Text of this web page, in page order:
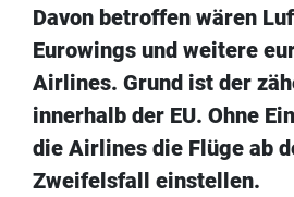
Davon betroffen wären
Eurowings und weitere
Airlines. Grund ist der
innerhalb der EU. Ohne
die Airlines die Flüge ab
Zweifelsfall einstellen.